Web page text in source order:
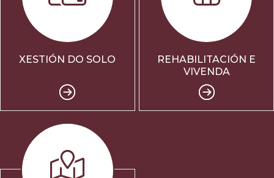
XESTIÓN DO SOLO
REHABILITACIÓN E
VIVENDA